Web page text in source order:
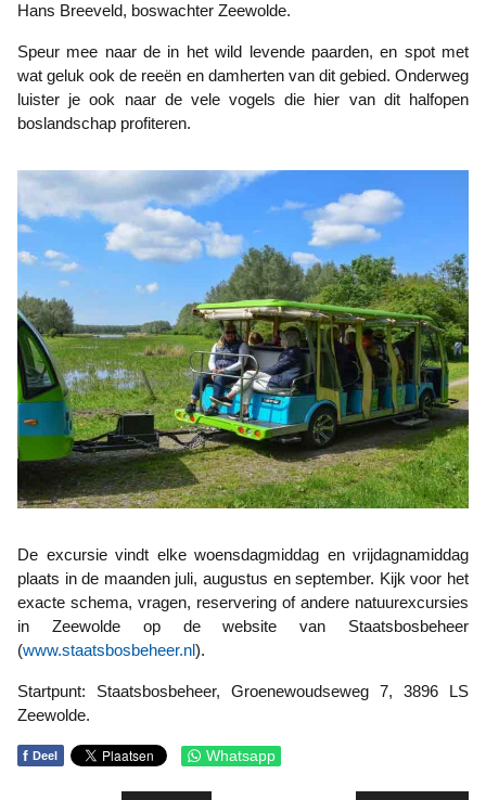
Hans Breeveld, boswachter Zeewolde.
Speur mee naar de in het wild levende paarden, en spot met
wat geluk ook de reeën en damherten van dit gebied. Onderweg
luister je ook naar de vele vogels die hier van dit halfopen
boslandschap profiteren.
De excursie vindt elke woensdagmiddag en vrijdagnamiddag
plaats in de maanden juli, augustus en september. Kijk voor het
exacte schema, vragen, reservering of andere natuurexcursies
in Zeewolde op de website van Staatsbosbeheer
(www.staatsbosbeheer.nl).
Startpunt: Staatsbosbeheer, Groenewoudseweg 7, 3896 LS
Zeewolde.
f Deel Whatsapp